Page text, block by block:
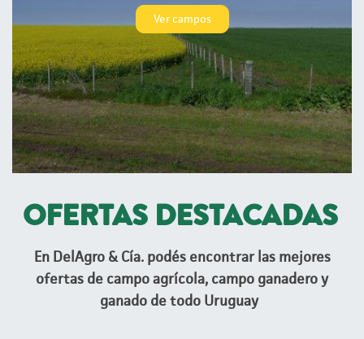
Ver campos
OFERTAS DESTACADAS
En DelAgro & Cía. podés encontrar las mejores
ofertas de campo agrícola, campo ganadero y
ganado de todo Uruguay